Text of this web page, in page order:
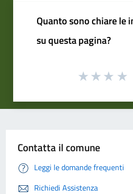
Quanto sono chiare le
su questa pagina?
Contatta il comune
Leggi le domande frequenti
Richiedi Assistenza